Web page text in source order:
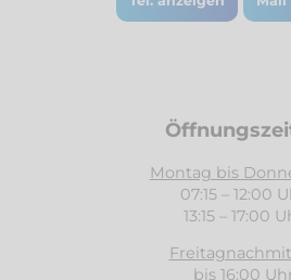
Montag bis
07:15 – 12:00
13:15 – 17:00
bis 16:00